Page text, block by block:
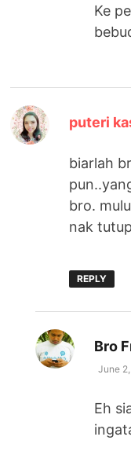
Ke
puteri
biarlah
bro.
nak
REPLY
Bro
June
Eh